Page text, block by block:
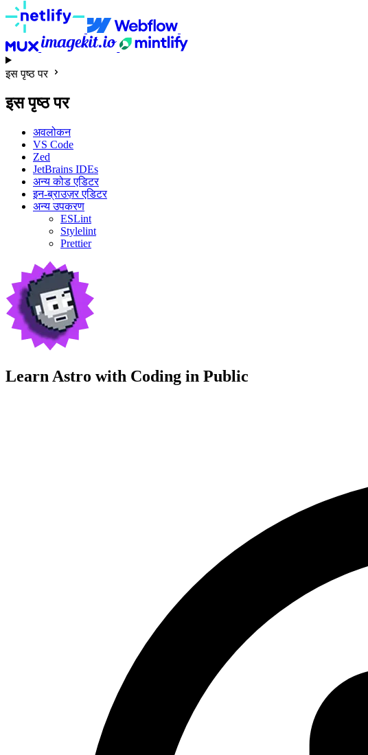
इस पृष्ठ पर
इस पृष्ठ पर
अवलोकन
VS Code
Zed
JetBrains IDEs
अन्य कोड एडिटर
इन-ब्राउज़र एडिटर
अन्य उपकरण
ESLint
Stylelint
Prettier
Learn Astro with Coding in Public